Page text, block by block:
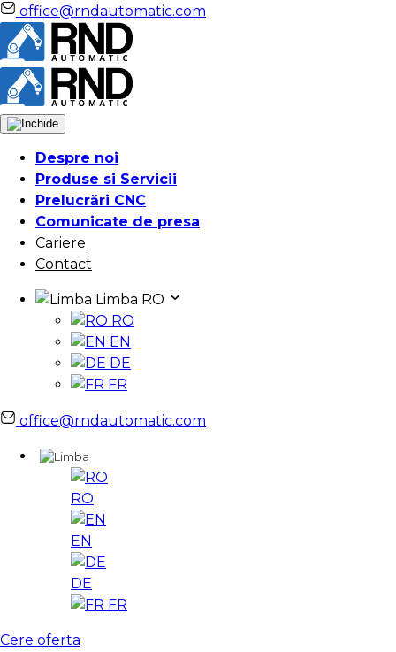
office@rndautomatic.com
Despre noi
Produse si Servicii
Prelucrări CNC
Comunicate de presa
Cariere
Contact
Limba RO
RO
EN
DE
FR
office@rndautomatic.com
RO
EN
DE
FR
Cere oferta